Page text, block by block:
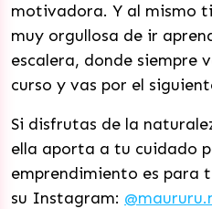
motivadora. Y al mismo
muy orgullosa de ir
escalera, donde siempre
curso y vas por el
Si disfrutas de la
ella aporta a tu cuidado
emprendimiento es para
su Instagram: